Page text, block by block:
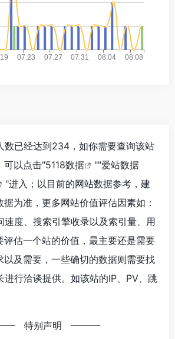
数已经达到234，如你需要查询该站
可以点击"5118数据 ""爱站数据
"进入；以目前的网站数据参考，建
为准，更多网站价值评估因素如：
度、搜索引擎收录以及索引量、用
评估一个站的价值，最主要还是需要
以及需要，一些确切的数据则需要找
行洽谈提供。如该站的IP、PV、跳
特别声明